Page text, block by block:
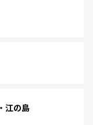
江の島